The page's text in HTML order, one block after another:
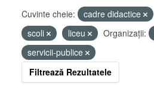
Cuvinte cheie: cadre didactice
scoli
liceu Organizații:
servicii-publice
Filtrează Rezultatele